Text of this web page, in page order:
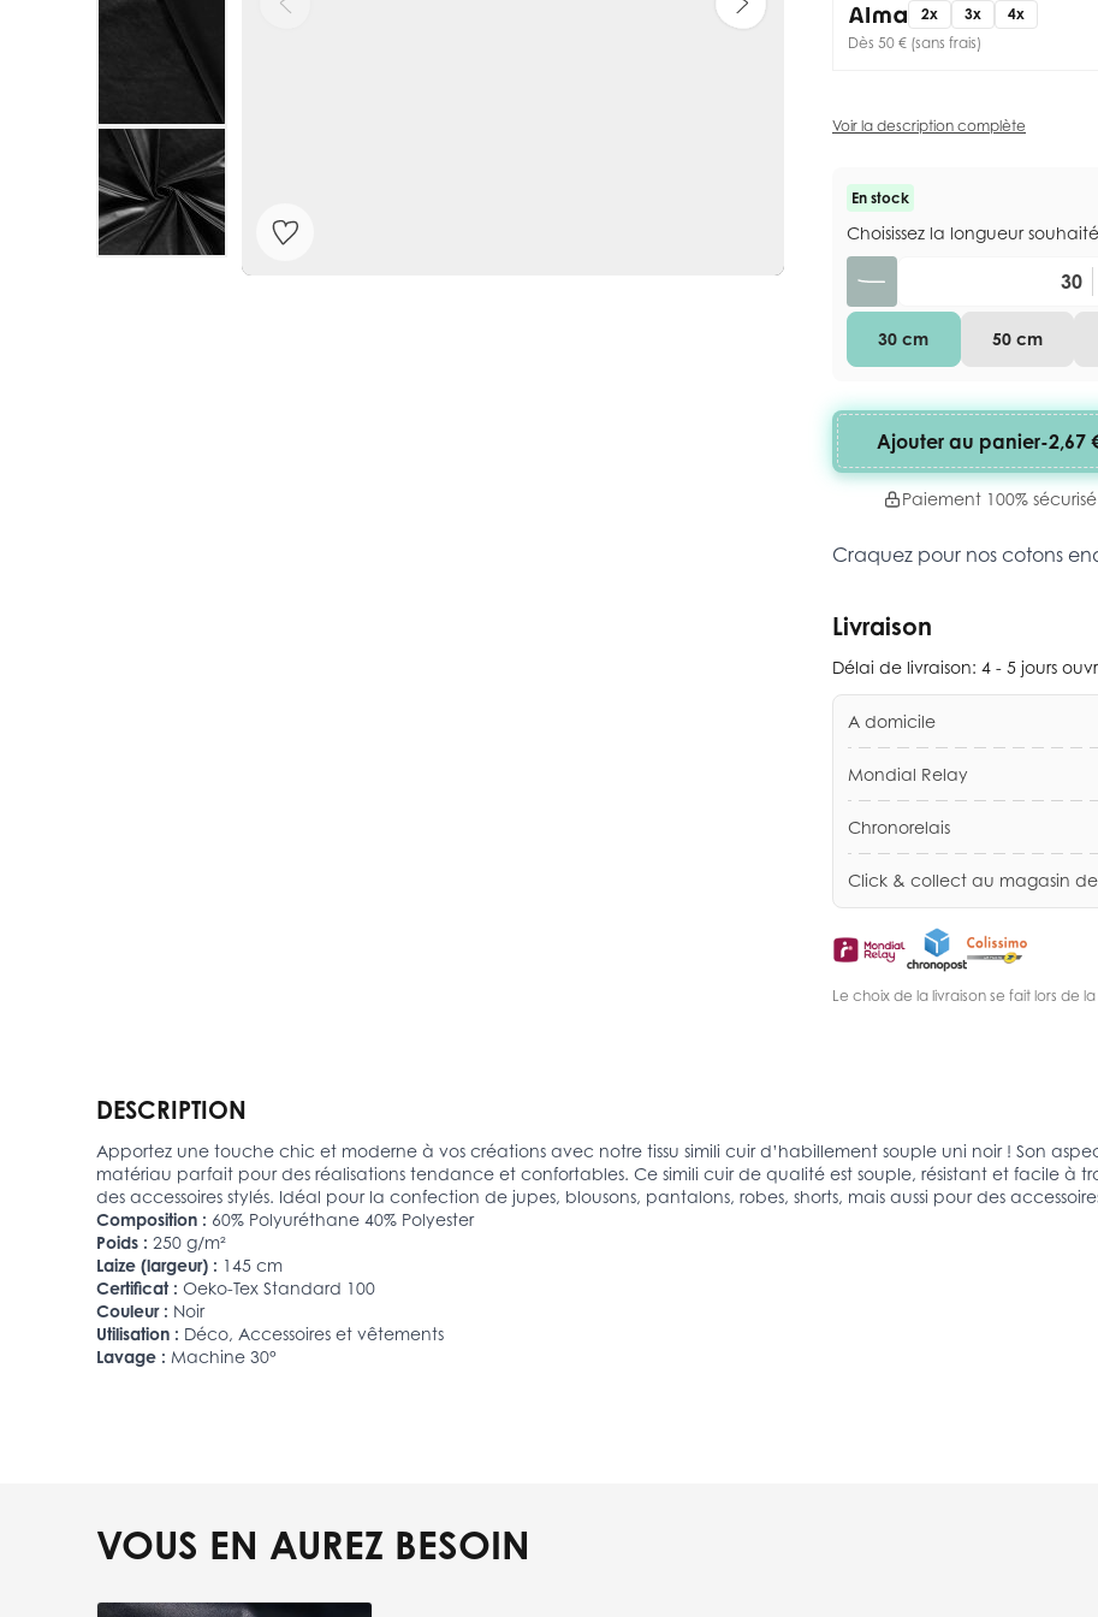
2x 3x
4x
Dès 50 € (sans frais)
Voir la description complète
En stock
Choisissez la longueur
30 cm 50 cm
Ajouter au panier-2,67
Paiement 100% sécurisé
Craquez pour nos cotons
Livraison
Délai de livraison: 4 - 5 jours
A domicile
Mondial Relay
Chronorelais
Click & collect au magasin
Le choix de la livraison se fait lors de
DESCRIPTION
Apportez une touche chic et moderne à vos créations avec notre tissu simili cuir d’habillement souple uni noir ! Son
matériau parfait pour des réalisations tendance et confortables. Ce simili cuir de qualité est souple, résistant et facile à
des accessoires stylés. Idéal pour la confection de jupes, blousons, pantalons, robes, shorts, mais aussi pour des
Composition : 60% Polyuréthane 40% Polyester
Poids : 250 g/m²
Laize (largeur) : 145 cm
Certificat : Oeko-Tex Standard 100
Couleur : Noir
Utilisation : Déco, Accessoires et vêtements
Lavage : Machine 30°
VOUS EN AUREZ BESOIN
Press to skip carousel